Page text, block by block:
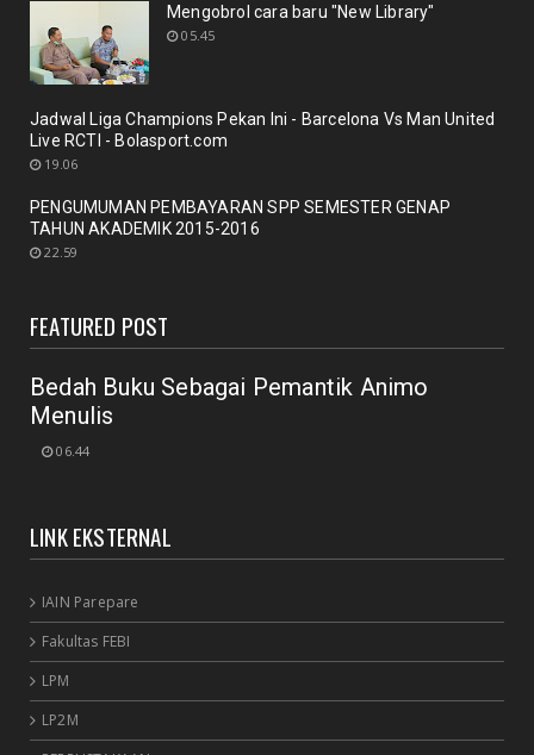
October 21, 2020
Membicarakan Kesiapan perpustakaan bagi
pemustaka baru
September 29, 2020
Mengobrol cara baru "New Library"
September 12, 2020
Mengobrol cara baru "New Library"
05.45
Jadwal Liga Champions Pekan Ini - Barcelona Vs Man United
Live RCTI - Bolasport.com
19.06
PENGUMUMAN PEMBAYARAN SPP SEMESTER GENAP
TAHUN AKADEMIK 2015-2016
22.59
FEATURED POST
Bedah Buku Sebagai Pemantik Animo
Menulis
06.44
LINK EKSTERNAL
IAIN Parepare
Fakultas FEBI
LPM
LP2M